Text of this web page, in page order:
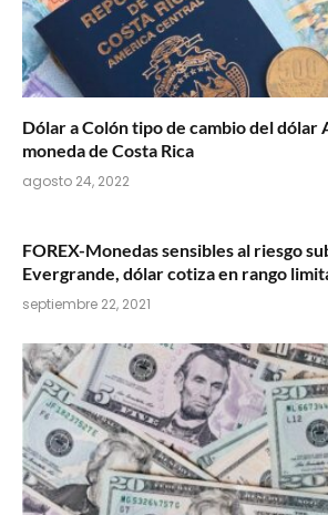
Dólar a Colón tipo de cambio del dólar
moneda de Costa Rica
agosto 24, 2022
FOREX-Monedas sensibles al riesgo
Evergrande, dólar cotiza en rango
septiembre 22, 2021